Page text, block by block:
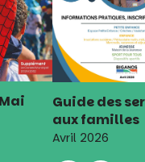
Guide des
aux familles
Avril 2026